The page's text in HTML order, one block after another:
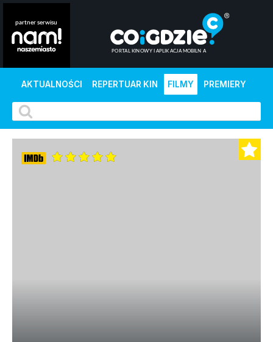
AKTUALNOŚCI REPERTUAR KIN FILMY PREMIERY